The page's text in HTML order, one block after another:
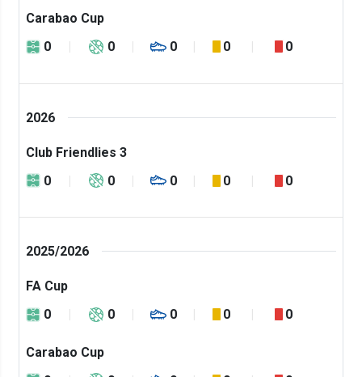
Carabao Cup
0
0 0 0 0
2026
Club Friendlies 3
0
0 0 0 0
2025/2026
FA Cup
0
0 0 0 0
Carabao Cup